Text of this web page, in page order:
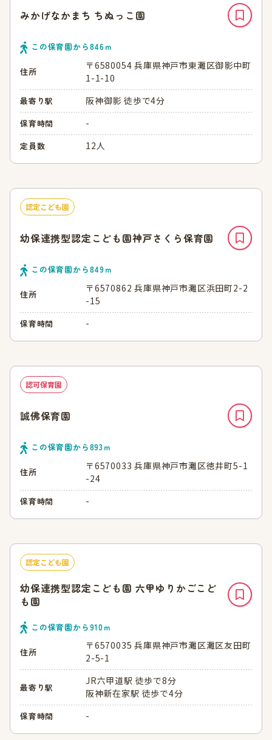
みかげなかまち ちぬっこ園
この保育園から846ｍ
住所
〒6580054 兵庫県神戸市東灘区御影中町
1-1-10
最寄り駅 阪神御影 徒歩で4分
保育時間 -
定員数 12人
認定こども園
幼保連携型認定こども園神戸さくら保育園
この保育園から849ｍ
住所
〒6570862 兵庫県神戸市灘区浜田町2-2
-15
保育時間 -
認可保育園
誠佛保育園
この保育園から893ｍ
住所
〒6570033 兵庫県神戸市灘区徳井町5-1
-24
保育時間 -
認定こども園
幼保連携型認定こども園 六甲ゆりかごこど
も園
この保育園から910ｍ
住所
〒6570035 兵庫県神戸市灘区灘区友田町
2-5-1
最寄り駅
JR六甲道駅 徒歩で8分
阪神新在家駅 徒歩で4分
保育時間 -